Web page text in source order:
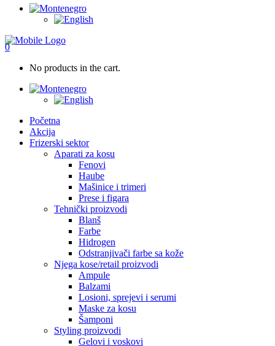
0
No products in the cart.
Početna
Akcija
Frizerski sektor
Aparati za kosu
Fenovi
Haube
Mašinice i trimeri
Prese i figara
Tehnički proizvodi
Blanš
Farbe
Hidrogen
Odstranjivači farbe sa kože
Njega kose/retail proizvodi
Ampule
Balzami
Losioni, sprejevi i serumi
Maske za kosu
Šamponi
Styling proizvodi
Gelovi i voskovi